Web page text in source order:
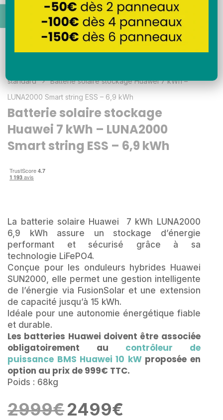
standard
Batterie solaire stockage Huawei 7 kWh –
LUNA2000 Smart string ESS – 6,9 kWh
Batterie solaire stockage
Huawei 7 kWh – LUNA2000
Smart string ESS – 6,9 kWh
La batterie solaire Huawei 7 kWh LUNA2000
6,9 kWh assure un stockage d’énergie
performant et sécurisé grâce à sa
technologie LiFePO4.
Conçue pour les onduleurs hybrides Huawei
SUN2000, elle permet une gestion intelligente
de l’énergie via FusionSolar et une extension
de capacité jusqu’à 15 kWh.
Idéale pour une autonomie énergétique fiable
et durable.
Les batteries Huawei doivent être associée
obligatoirement au contrôleur de
puissance BMS Huawei 10 kWproposée en
option au prix de 999€ TTC.
Poids : 68kg
2999€ Le
prix
2499€